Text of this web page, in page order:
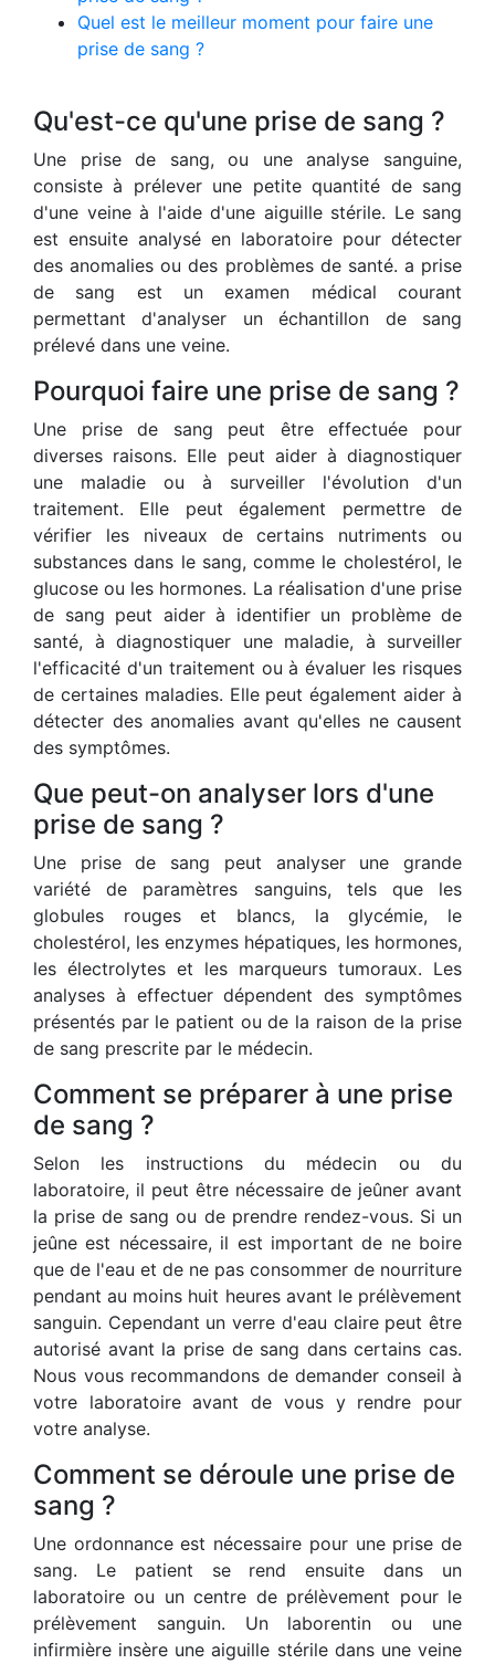
Quel est le meilleur moment pour faire une
prise de sang ?
Qu'est-ce qu'une prise de sang ?
Une prise de sang, ou une analyse sanguine,
consiste à prélever une petite quantité de sang
d'une veine à l'aide d'une aiguille stérile. Le sang
est ensuite analysé en laboratoire pour détecter
des anomalies ou des problèmes de santé. a prise
de sang est un examen médical courant
permettant d'analyser un échantillon de sang
prélevé dans une veine.
Pourquoi faire une prise de sang ?
Une prise de sang peut être effectuée pour
diverses raisons. Elle peut aider à diagnostiquer
une maladie ou à surveiller l'évolution d'un
traitement. Elle peut également permettre de
vérifier les niveaux de certains nutriments ou
substances dans le sang, comme le cholestérol, le
glucose ou les hormones. La réalisation d'une prise
de sang peut aider à identifier un problème de
santé, à diagnostiquer une maladie, à surveiller
l'efficacité d'un traitement ou à évaluer les risques
de certaines maladies. Elle peut également aider à
détecter des anomalies avant qu'elles ne causent
des symptômes.
Que peut-on analyser lors d'une
prise de sang ?
Une prise de sang peut analyser une grande
variété de paramètres sanguins, tels que les
globules rouges et blancs, la glycémie, le
cholestérol, les enzymes hépatiques, les hormones,
les électrolytes et les marqueurs tumoraux. Les
analyses à effectuer dépendent des symptômes
présentés par le patient ou de la raison de la prise
de sang prescrite par le médecin.
Comment se préparer à une prise
de sang ?
Selon les instructions du médecin ou du
laboratoire, il peut être nécessaire de jeûner avant
la prise de sang ou de prendre rendez-vous. Si un
jeûne est nécessaire, il est important de ne boire
que de l'eau et de ne pas consommer de nourriture
pendant au moins huit heures avant le prélèvement
sanguin. Cependant un verre d'eau claire peut être
autorisé avant la prise de sang dans certains cas.
Nous vous recommandons de demander conseil à
votre laboratoire avant de vous y rendre pour
votre analyse.
Comment se déroule une prise de
sang ?
Une ordonnance est nécessaire pour une prise de
sang. Le patient se rend ensuite dans un
laboratoire ou un centre de prélèvement pour le
prélèvement sanguin. Un laborentin ou une
infirmière insère une aiguille stérile dans une veine